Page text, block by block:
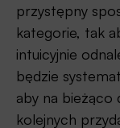
przystępny
kategorie, tak
intuicyjnie
będzie
aby na
kolejnych